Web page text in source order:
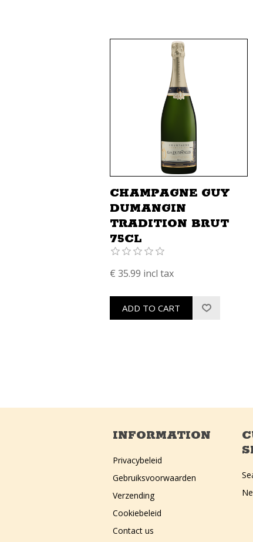
CHAMPAGNE GUY
DUMANGIN
TRADITION BRUT
75CL
€ 35.99 incl tax
INFORMATION
Privacybeleid
Gebruiksvoorwaarden
Verzending
Cookiebeleid
Contact us